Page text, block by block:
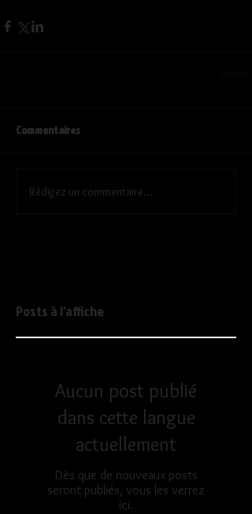
Commentaires
Rédigez un commentaire...
Posts à l'affiche
Aucun post publié
dans cette langue
actuellement
Dès que de nouveaux posts
seront publiés, vous les verrez
ici.